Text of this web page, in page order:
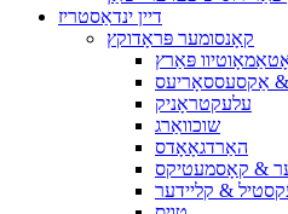
דיין ינדאַסטריז
קאָנסומער פּראָדוקץ
פּאַרץ
אַקסעססאָריעס
עלעקטראָניק
שוכוואַרג
האַרדגאָאָדס
& קאָסמעטיקס
& קליידער